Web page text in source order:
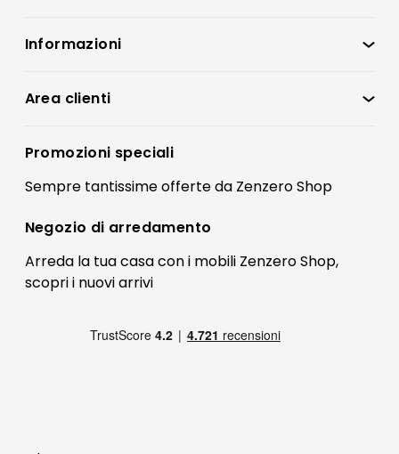
Informazioni
Condizioni di vendita
Preferenze Cookies
Termini e condizioni
Contatti
FAQ
Pagamenti
Area clienti
Registrati
Il mio account
Promozioni speciali
Sempre tantissimeofferteda Zenzero Shop
Negozio di arredamento
Arreda la tua casa con i mobili Zenzero Shop,
scopri i nuovi arrivi